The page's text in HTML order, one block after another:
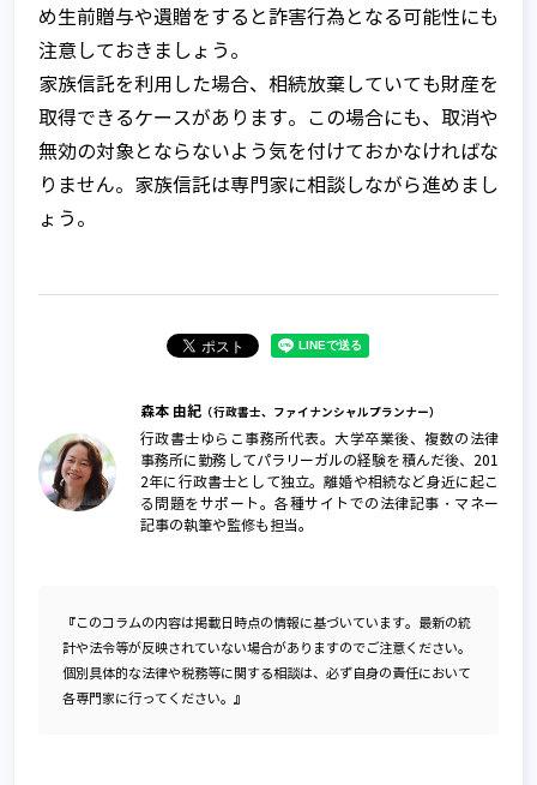
め生前贈与や遺贈をすると詐害行為となる可能性にも
注意しておきましょう。
家族信託を利用した場合、相続放棄していても財産を
取得できるケースがあります。この場合にも、取消や
無効の対象とならないよう気を付けておかなければな
りません。家族信託は専門家に相談しながら進めまし
ょう。
森本 由紀 （行政書士、ファイナンシャルプランナー）
行政書士ゆらこ事務所代表。大学卒業後、複数の法律
事務所に勤務してパラリーガルの経験を積んだ後、201
2年に行政書士として独立。離婚や相続など身近に起こ
る問題をサポート。各種サイトでの法律記事・マネー
記事の執筆や監修も担当。
『このコラムの内容は掲載日時点の情報に基づいています。最新の統
計や法令等が反映されていない場合がありますのでご注意ください。
個別具体的な法律や税務等に関する相談は、必ず自身の責任において
各専門家に行ってください。』